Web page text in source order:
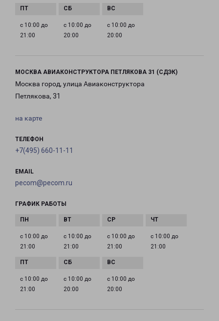
с 10:00 до
21:00
с 10:00 до
20:00
с 10:00 до
20:00
МОСКВА АВИАКОНСТРУКТОРА ПЕТЛЯКОВА 31 (СДЭК)
Москва город, улица Авиаконструктора
Петлякова, 31
на карте
ТЕЛЕФОН
+7(495) 660-11-11
EMAIL
pecom@pecom.ru
ГРАФИК РАБОТЫ
с 10:00 до
21:00
с 10:00 до
21:00
с 10:00 до
21:00
с 10:00 до
21:00
с 10:00 до
21:00
с 10:00 до
20:00
с 10:00 до
20:00